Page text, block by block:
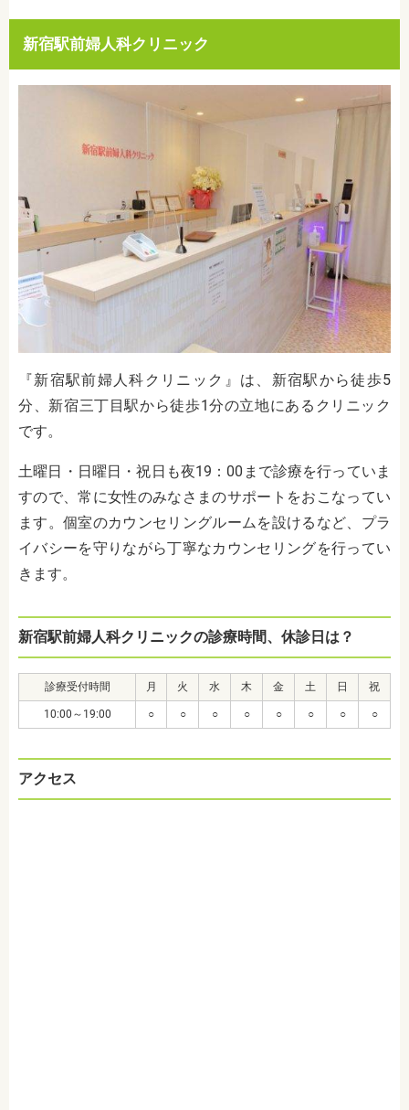
新宿駅前婦人科クリニック
『新宿駅前婦人科クリニック』は、新宿駅から徒歩5
分、新宿三丁目駅から徒歩1分の立地にあるクリニック
です。
土曜日・日曜日・祝日も夜19：00まで診療を行っていま
すので、常に女性のみなさまのサポートをおこなってい
ます。個室のカウンセリングルームを設けるなど、プラ
イバシーを守りながら丁寧なカウンセリングを行ってい
きます。
新宿駅前婦人科クリニックの診療時間、休診日は？
診療受付時間 月 火 水 木 金 土 日 祝
10:00～19:00 ○ ○ ○ ○ ○ ○ ○ ○
アクセス